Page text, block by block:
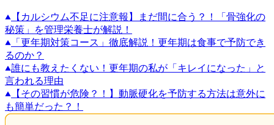
【カルシウム不足に注意報】まだ間に合う？！「骨強化の
秘策」を管理栄養士が解説！
「更年期対策コース」徹底解説！更年期は食事で予防でき
るのか？
誰にも教えたくない！更年期の私が「キレイになった」と
言われる理由
【その習慣が危険？！】動脈硬化を予防する方法は意外に
も簡単だった？！